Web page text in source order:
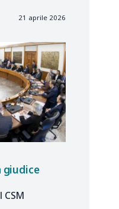
21 aprile 2026
giudice